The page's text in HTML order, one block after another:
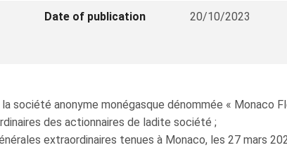
Date of publication 20/10/2023
société anonyme monégasque dénommée « Monaco
des actionnaires de ladite société ;
extraordinaires tenues à Monaco, les 27 mars